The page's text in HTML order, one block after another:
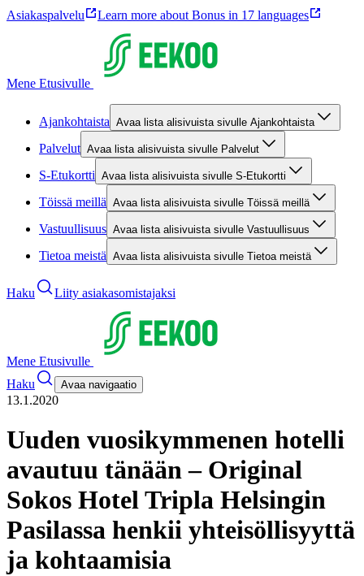
Asiakaspalvelu Learn more about Bonus in 17 languages
Mene Etusivulle
Ajankohtaista Avaa lista alisivuista sivulle Ajankohtaista
Palvelut Avaa lista alisivuista sivulle Palvelut
S-Etukortti Avaa lista alisivuista sivulle S-Etukortti
Töissä meillä Avaa lista alisivuista sivulle Töissä meillä
Vastuullisuus Avaa lista alisivuista sivulle Vastuullisuus
Tietoa meistä Avaa lista alisivuista sivulle Tietoa meistä
Haku Liity asiakasomistajaksi
Mene Etusivulle
Haku
Avaa navigaatio
13.1.2020
Uuden vuosikymmenen hotelli
avautuu tänään – Original
Sokos Hotel Tripla Helsingin
Pasilassa henkii yhteisöllisyyttä
ja kohtaamisia